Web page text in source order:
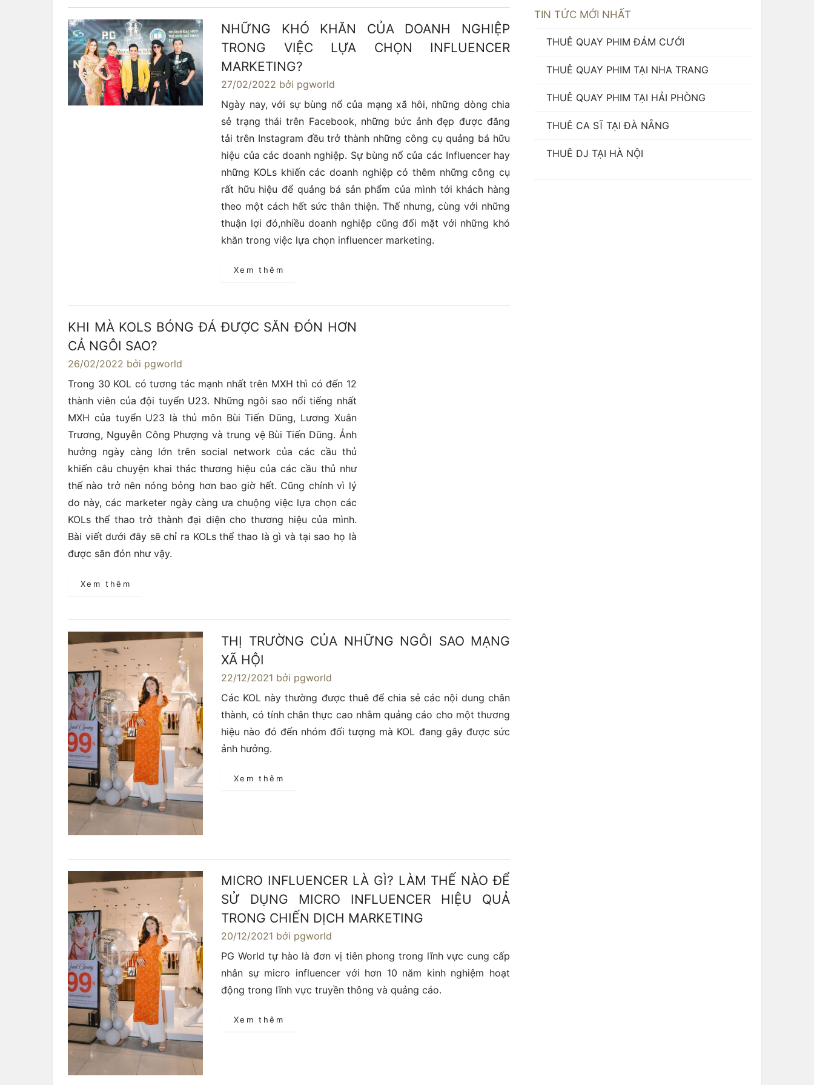
NHỮNG KHÓ KHĂN CỦA DOANH NGHIỆP
TRONG VIỆC LỰA CHỌN INFLUENCER
MARKETING?
27/02/2022 bởi pgworld
Ngày nay, với sự bùng nổ của mạng xã hôi, những dòng chia
sẻ trạng thái trên Facebook, những bức ảnh đẹp được đăng
tải trên Instagram đều trở thành những công cụ quảng bá hữu
hiệu của các doanh nghiệp. Sự bùng nổ của các Influencer hay
những KOLs khiến các doanh nghiệp có thêm những công cụ
rất hữu hiệu để quảng bá sản phẩm của mình tới khách hàng
theo một cách hết sức thân thiện. Thế nhưng, cùng với những
thuận lợi đó,nhiều doanh nghiệp cũng đối mặt với những khó
khăn trong việc lựa chọn influencer marketing.
Xem thêm
KHI MÀ KOLS BÓNG ĐÁ ĐƯỢC SĂN ĐÓN HƠN
CẢ NGÔI SAO?
26/02/2022 bởi pgworld
Trong 30 KOL có tương tác mạnh nhất trên MXH thì có đến 12
thành viên của đội tuyển U23. Những ngôi sao nổi tiếng nhất
MXH của tuyển U23 là thủ môn Bùi Tiến Dũng, Lương Xuân
Trương, Nguyễn Công Phượng và trung vệ Bùi Tiến Dũng. Ảnh
hưởng ngày càng lớn trên social network của các cầu thủ
khiến câu chuyện khai thác thương hiệu của các cầu thủ như
thế nào trở nên nóng bỏng hơn bao giờ hết. Cũng chính vì lý
do này, các marketer ngày càng ưa chuộng việc lựa chọn các
KOLs thể thao trở thành đại diện cho thương hiệu của mình.
Bài viết dưới đây sẽ chỉ ra KOLs thể thao là gì và tại sao họ là
được săn đón như vậy.
Xem thêm
THỊ TRƯỜNG CỦA NHỮNG NGÔI SAO MẠNG
XÃ HỘI
22/12/2021 bởi pgworld
Các KOL này thường được thuê để chia sẻ các nội dung chân
thành, có tính chân thực cao nhằm quảng cáo cho một thương
hiệu nào đó đến nhóm đối tượng mà KOL đang gây được sức
ảnh hưởng.
Xem thêm
MICRO INFLUENCER LÀ GÌ? LÀM THẾ NÀO ĐỂ
SỬ DỤNG MICRO INFLUENCER HIỆU QUẢ
TRONG CHIẾN DỊCH MARKETING
20/12/2021 bởi pgworld
PG World tự hào là đơn vị tiên phong trong lĩnh vực cung cấp
nhân sự micro influencer với hơn 10 năm kinh nghiệm hoạt
động trong lĩnh vực truyền thông và quảng cáo.
Xem thêm
TIN TỨC MỚI NHẤT
THUÊ QUAY PHIM ĐÁM CƯỚI
THUÊ QUAY PHIM TẠI NHA TRANG
THUÊ QUAY PHIM TẠI HẢI PHÒNG
THUÊ CA SĨ TẠI ĐÀ NẴNG
THUÊ DJ TẠI HÀ NỘI